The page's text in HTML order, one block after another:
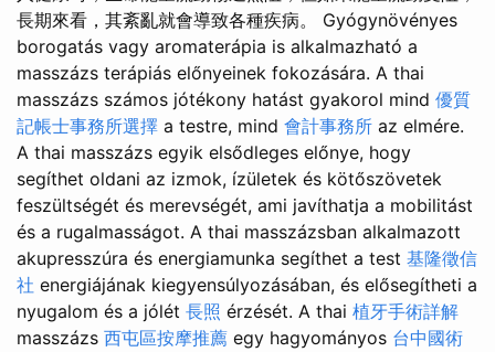
長期來看，其紊亂就會導致各種疾病。 Gyógynövényes
borogatás vagy aromaterápia is alkalmazható a
masszázs terápiás előnyeinek fokozására. A thai
masszázs számos jótékony hatást gyakorol mind 優質
記帳士事務所選擇 a testre, mind 會計事務所 az elmére.
A thai masszázs egyik elsődleges előnye, hogy
segíthet oldani az izmok, ízületek és kötőszövetek
feszültségét és merevségét, ami javíthatja a mobilitást
és a rugalmasságot. A thai masszázsban alkalmazott
akupresszúra és energiamunka segíthet a test 基隆徵信
社 energiájának kiegyensúlyozásában, és elősegítheti a
nyugalom és a jólét 長照 érzését. A thai 植牙手術詳解
masszázs 西屯區按摩推薦 egy hagyományos 台中國術